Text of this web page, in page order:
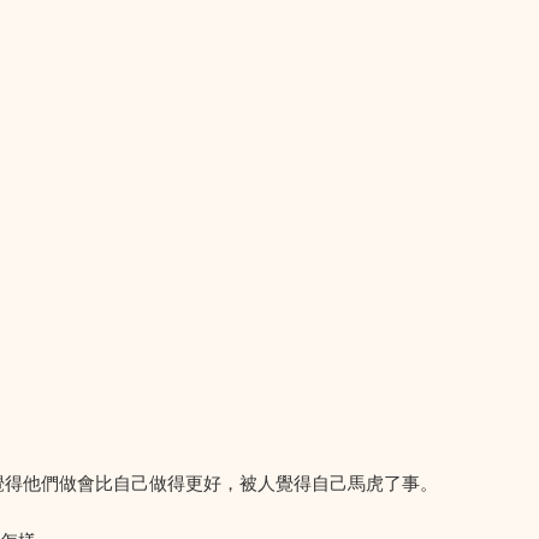
們做會比自己做得更好，被人覺得自己馬虎了事。